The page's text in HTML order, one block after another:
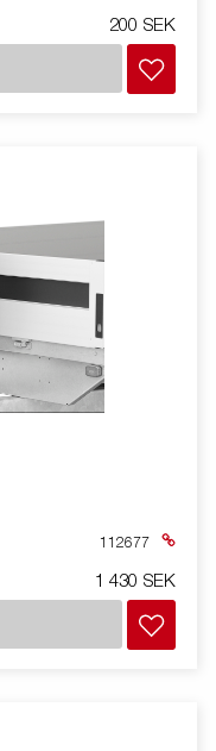
200 SEK
112677
1 430 SEK